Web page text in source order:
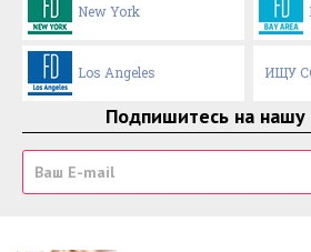
New York
Los Angeles ИЩУ
Подпишитесь на нашу